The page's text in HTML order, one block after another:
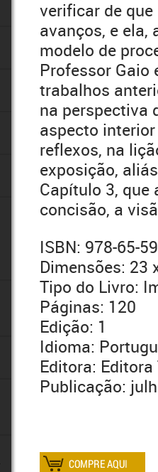
verificar de
avanços, e ela,
modelo de
Professor
trabalhos
na perspectiva
aspecto
reflexos, na
exposição,
Capítulo 3, que
concisão, a
ISBN: 978-65-
Dimensões: 23
Tipo do Livro:
Páginas: 120
Edição: 1
Idioma:
Editora:
Publicação: